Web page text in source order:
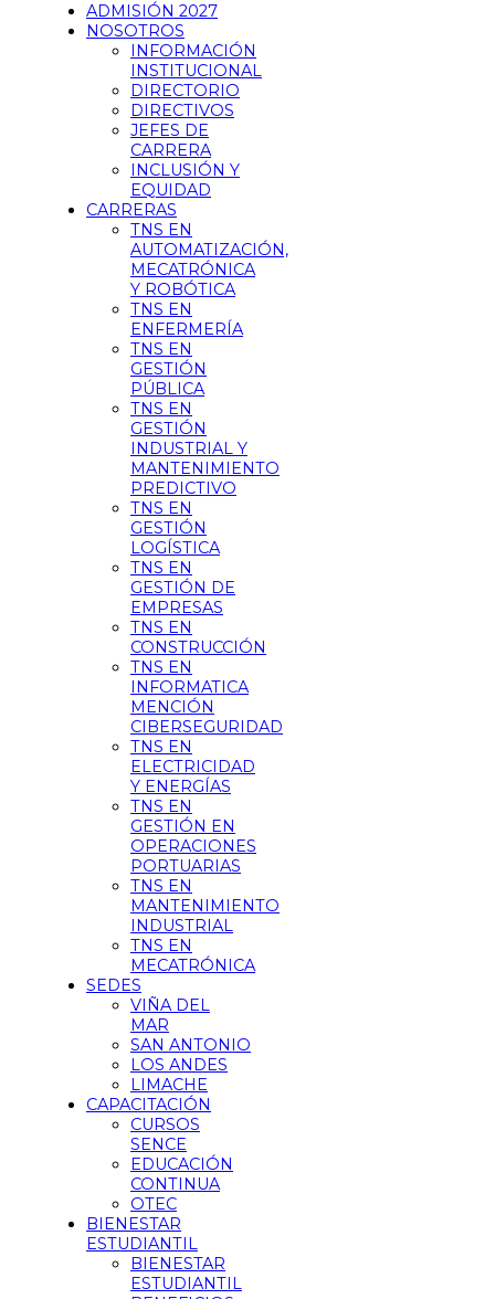
ADMISIÓN 2027
NOSOTROS
INFORMACIÓN
INSTITUCIONAL
DIRECTORIO
DIRECTIVOS
JEFES DE
CARRERA
INCLUSIÓN Y
EQUIDAD
CARRERAS
TNS EN
AUTOMATIZACIÓN,
MECATRÓNICA
Y ROBÓTICA
TNS EN
ENFERMERÍA
TNS EN
GESTIÓN
PÚBLICA
TNS EN
GESTIÓN
INDUSTRIAL Y
MANTENIMIENTO
PREDICTIVO
TNS EN
GESTIÓN
LOGÍSTICA
TNS EN
GESTIÓN DE
EMPRESAS
TNS EN
CONSTRUCCIÓN
TNS EN
INFORMATICA
MENCIÓN
CIBERSEGURIDAD
TNS EN
ELECTRICIDAD
Y ENERGÍAS
TNS EN
GESTIÓN EN
OPERACIONES
PORTUARIAS
TNS EN
MANTENIMIENTO
INDUSTRIAL
TNS EN
MECATRÓNICA
SEDES
VIÑA DEL
MAR
SAN ANTONIO
LOS ANDES
LIMACHE
CAPACITACIÓN
CURSOS
SENCE
EDUCACIÓN
CONTINUA
OTEC
BIENESTAR
ESTUDIANTIL
BIENESTAR
ESTUDIANTIL